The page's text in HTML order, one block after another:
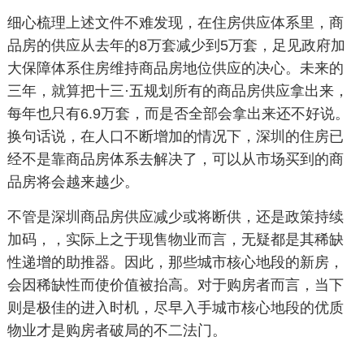
细心梳理上述文件不难发现，在住房供应体系里，商
品房的供应从去年的8万套减少到 5万套，足见政府加
大保障体系住房维持商品房地位供应的决心。未来的
三年，就算把十三·五规划所有的商品房供应拿出来，
每年也只有6.9万套，而是否全部会拿出来还不好说。
换句话说，在人口不断增加的情况下，深圳的住房已
经不是靠商品房体系去解决了，可以从市场买到的商
品房将会越来越少。
不管是深圳商品房供应减少或将断供，还是政策持续
加码，，实际上之于现售物业而言，无疑都是其稀缺
性递增的助推器。因此，那些城市核心地段的新房，
会因稀缺性而使价值被抬高。对于购房者而言，当下
则是极佳的进入时机，尽早入手城市核心地段的优质
物业才是购房者破局的不二法门。